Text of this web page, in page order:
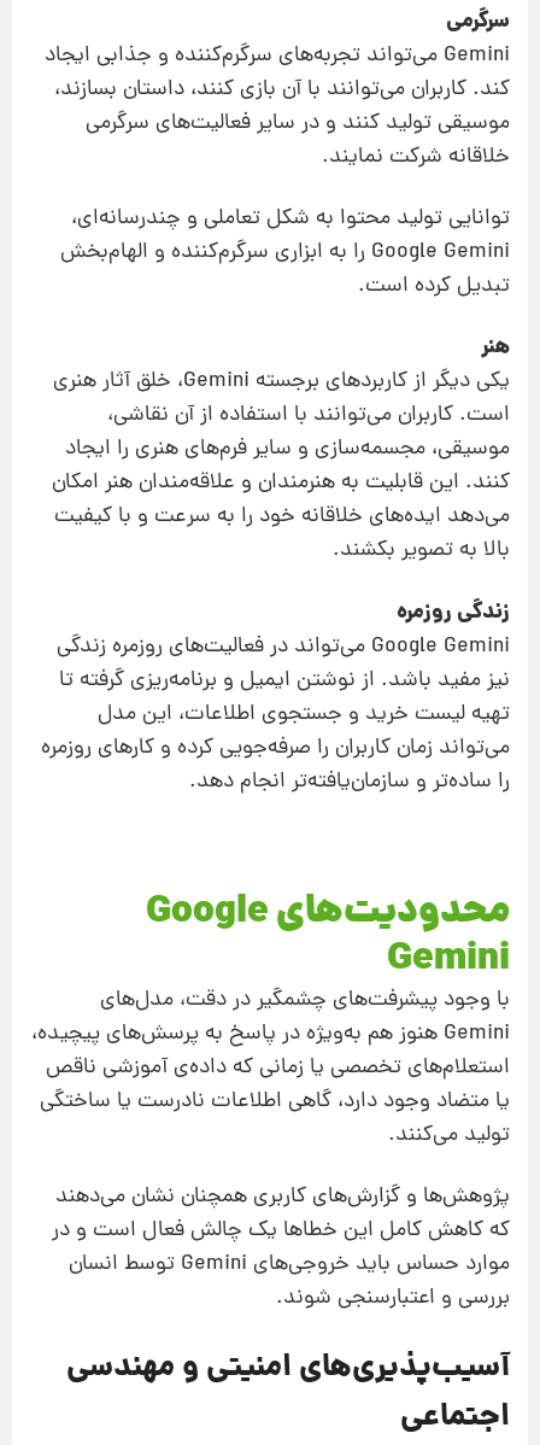
سرگرمی
Gemini می‌تواند تجربه‌های سرگرم‌کننده و جذابی ایجاد
کند. کاربران می‌توانند با آن بازی کنند، داستان بسازند،
موسیقی تولید کنند و در سایر فعالیت‌های سرگرمی
خلاقانه شرکت نمایند.
توانایی تولید محتوا به شکل تعاملی و چندرسانه‌ای،
Google Gemini را به ابزاری سرگرم‌کننده و الهام‌بخش
تبدیل کرده است.
هنر
یکی دیگر از کاربردهای برجسته Gemini، خلق آثار هنری
است. کاربران می‌توانند با استفاده از آن نقاشی،
موسیقی، مجسمه‌سازی و سایر فرم‌های هنری را ایجاد
کنند. این قابلیت به هنرمندان و علاقه‌مندان هنر امکان
می‌دهد ایده‌های خلاقانه خود را به سرعت و با کیفیت
بالا به تصویر بکشند.
زندگی روزمره
Google Gemini می‌تواند در فعالیت‌های روزمره زندگی
نیز مفید باشد. از نوشتن ایمیل و برنامه‌ریزی گرفته تا
تهیه لیست خرید و جستجوی اطلاعات، این مدل
می‌تواند زمان کاربران را صرفه‌جویی کرده و کارهای روزمره
را ساده‌تر و سازمان‌یافته‌تر انجام دهد.
محدودیت‌های Google
Gemini
با وجود پیشرفت‌های چشمگیر در دقت، مدل‌های
Gemini هنوز هم به‌ویژه در پاسخ به پرسش‌های پیچیده،
استعلام‌های تخصصی یا زمانی که داده‌ی آموزشی ناقص
یا متضاد وجود دارد، گاهی اطلاعات نادرست یا ساختگی
تولید می‌کنند.
پژوهش‌ها و گزارش‌های کاربری همچنان نشان می‌دهند
که کاهش کامل این خطاها یک چالش فعال است و در
موارد حساس باید خروجی‌های Gemini توسط انسان
بررسی و اعتبارسنجی شوند.
آسیب‌پذیری‌های امنیتی و مهندسی
اجتماعی